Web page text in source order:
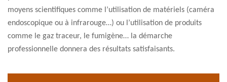
moyens scientifiques comme l’utilisation de matériels (caméra
endoscopique ou à infrarouge…) ou l’utilisation de produits
comme le gaz traceur, le fumigène… la démarche
professionnelle donnera des résultats satisfaisants.